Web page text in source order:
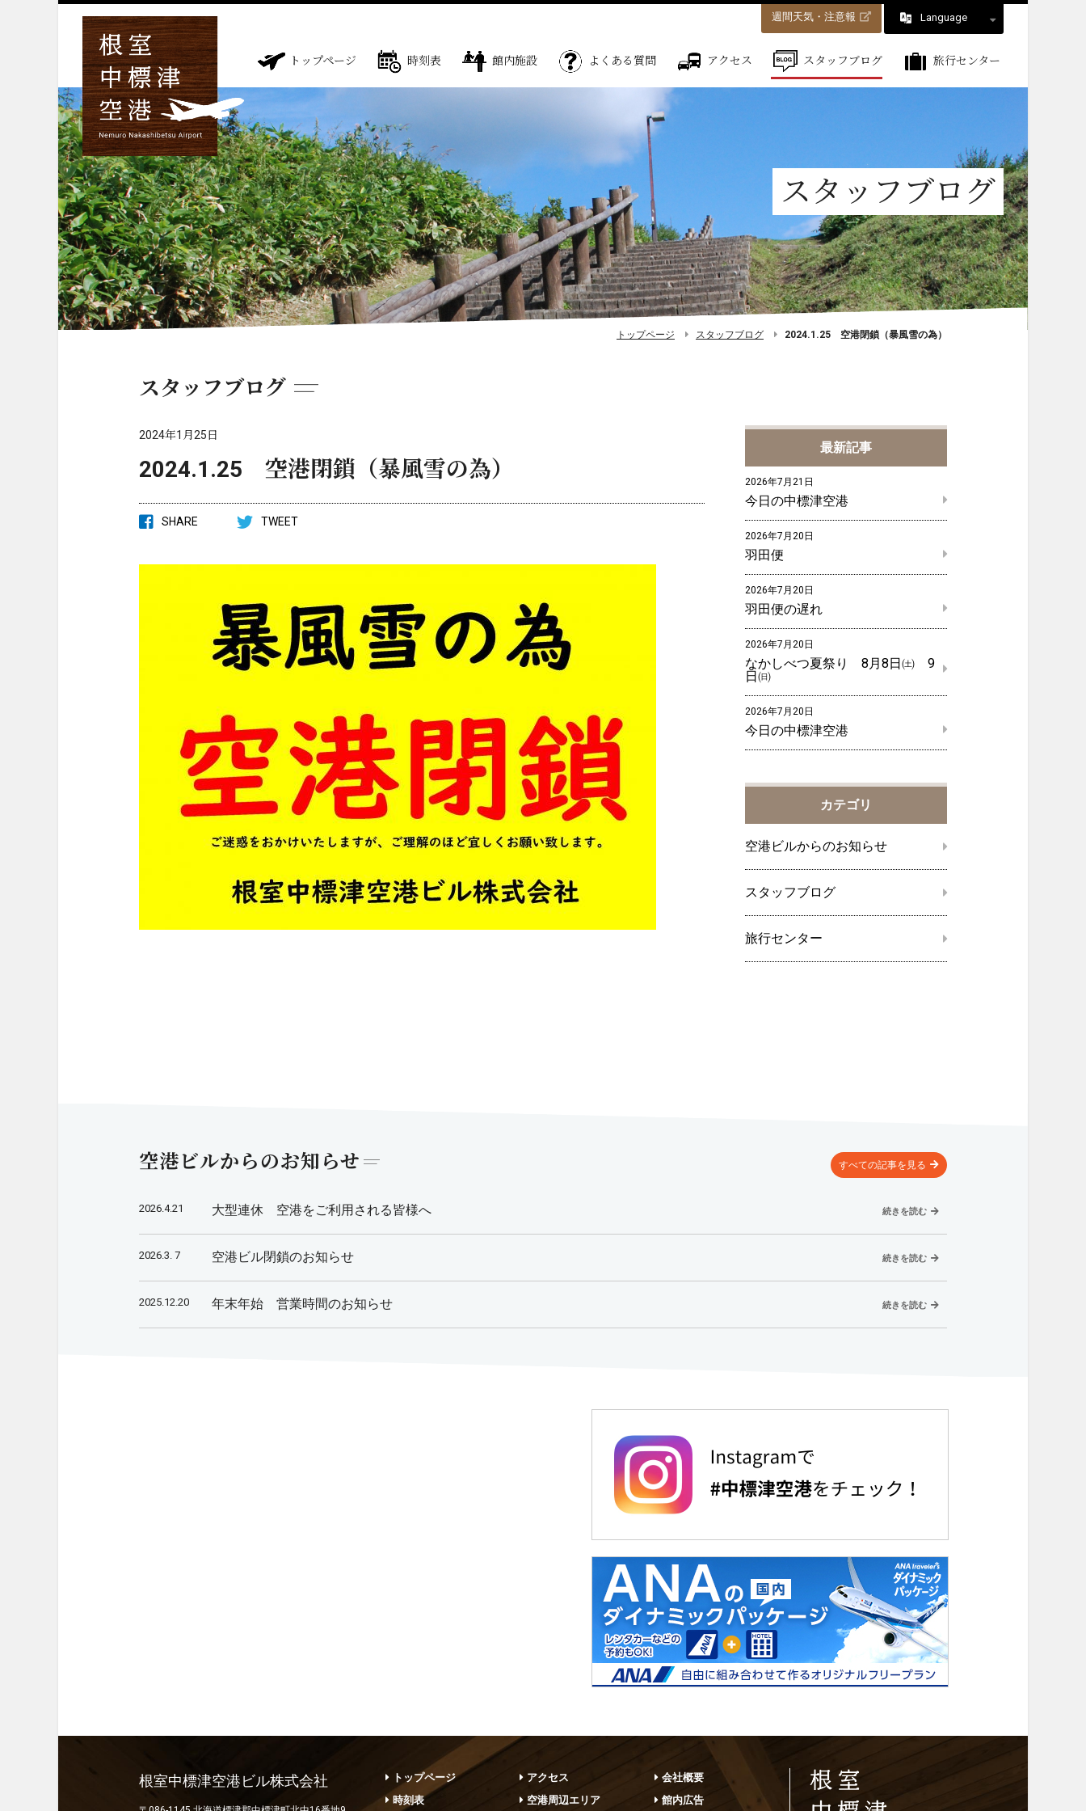
トップページ 時刻表 館内施設 よくある質問 アクセス スタッフブログ 旅行センター
週間天気・注意報 Language
スタッフブログ
トップページ スタッフブログ 2024.1.25 空港閉鎖（暴風雪の為）
スタッフブログ
2024年1月25日
2024.1.25 空港閉鎖（暴風雪の為）
SHARE TWEET
最新記事
2026年7月21日
今日の中標津空港
2026年7月20日
羽田便
2026年7月20日
羽田便の遅れ
2026年7月20日
なかしべつ夏祭り 8月8日㈯ 9
日㈰
2026年7月20日
今日の中標津空港
カテゴリ
空港ビルからのお知らせ
スタッフブログ
旅行センター
空港ビルからのお知らせ すべての記事を見る
2026.4.21 大型連休 空港をご利用される皆様へ 続きを読む
2026.3. 7 空港ビル閉鎖のお知らせ 続きを読む
2025.12.20 年末年始 営業時間のお知らせ 続きを読む
根室中標津空港ビル株式会社
トップページ
時刻表
アクセス
空港周辺エリア
会社概要
館内広告